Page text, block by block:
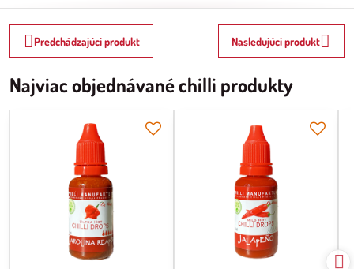
Predchádzajúci produkt Nasledujúci produkt
Najviac objednávané chilli produkty